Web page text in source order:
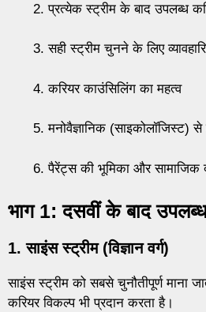
प्रत्येक स्ट्रीम के बाद उपलब्ध
सही स्ट्रीम चुनने के लिए
करियर काउंसिलिंग का महत्व
मनोवैज्ञानिक
पैरेंट्स की भूमिका और
भाग 1: दसवीं के बाद
1. साइंस स्ट्रीम (विज्ञान वर्ग)
साइंस स्ट्रीम को सबसे चुनौतीपूर्ण माना
करियर विकल्प भी प्रदान करता है।